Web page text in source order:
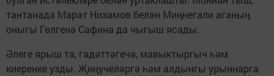
тантанада Марат Низамов белән Миңнегали аганың
оныгы Гөлгенә Сафина да чыгыш ясады.
Әлеге ярыш та, гадәттәгечә, мавыктыргыч һәм
киеренке узды. Җиңүчеләргә һәм алдынгы урыннарга